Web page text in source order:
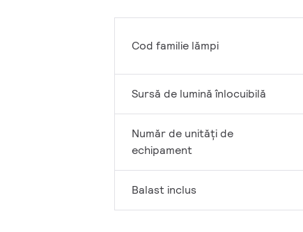
Cod familie lămpi
Sursă de lumină înlocuibilă
Număr de unități de
echipament
Balast inclus